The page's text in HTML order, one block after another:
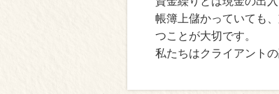
帳簿上儲かっていても
つことが大切です。
私たちはクライアント